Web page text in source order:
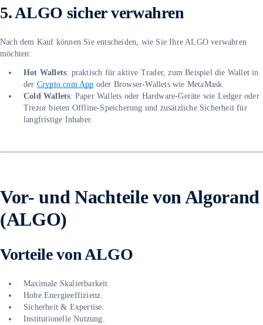
5. ALGO sicher verwahren
Nach dem Kauf können Sie entscheiden, wie Sie Ihre ALGO verwahren
möchten:
Hot Wallets: praktisch für aktive Trader, zum Beispiel die Wallet in
der Crypto.com App oder Browser-Wallets wie MetaMask.
Cold Wallets: Paper Wallets oder Hardware-Geräte wie Ledger oder
Trezor bieten Offline-Speicherung und zusätzliche Sicherheit für
langfristige Inhaber.
Vor- und Nachteile von Algorand
(ALGO)
Vorteile von ALGO
Maximale Skalierbarkeit.
Hohe Energieeffizienz.
Sicherheit & Expertise.
Institutionelle Nutzung.